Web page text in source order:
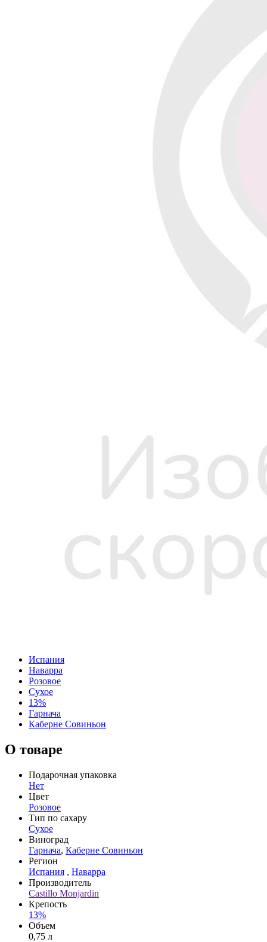
Испания
Наварра
Розовое
Сухое
13%
Гарнача
Каберне Совиньон
О товаре
Подарочная упаковка
Нет
Цвет
Розовое
Тип по сахару
Сухое
Виноград
Гарнача, Каберне Совиньон
Регион
Испания , Наварра
Производитель
Castillo Monjardin
Крепость
13%
Объем
0,75 л